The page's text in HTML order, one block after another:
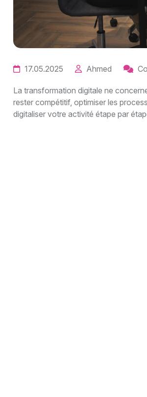
17.05.2025 Ahmed
La transformation digitale ne
rester compétitif, optimiser les
digitaliser votre activité étape par